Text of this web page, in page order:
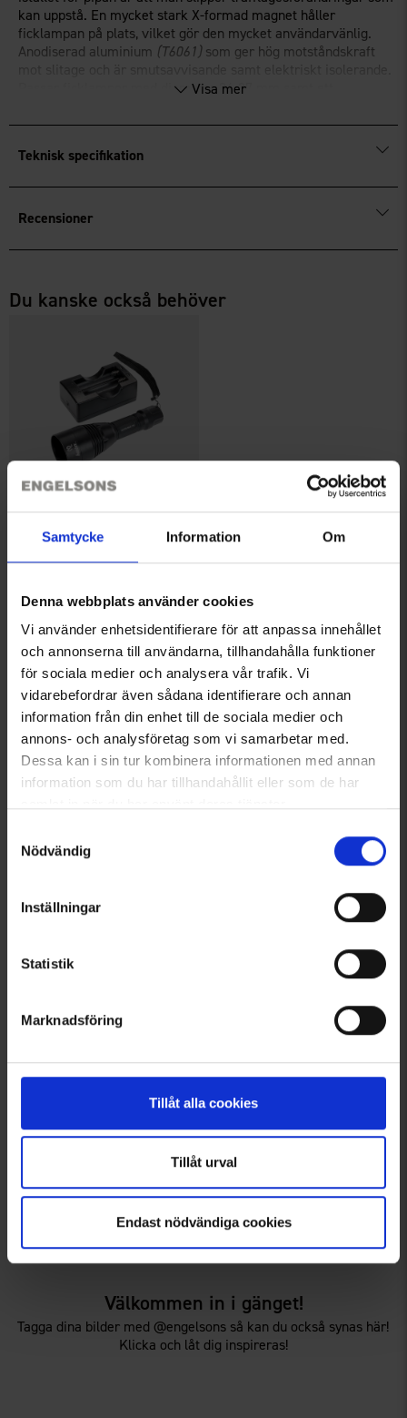
Samtycke Information Om
Denna webbplats använder cookies
Vi använder enhetsidentifierare för att anpassa innehållet
och annonserna till användarna, tillhandahålla funktioner
för sociala medier och analysera vår trafik. Vi
vidarebefordrar även sådana identifierare och annan
information från din enhet till de sociala medier och
annons- och analysföretag som vi samarbetar med.
Dessa kan i sin tur kombinera informationen med annan
information som du har tillhandahållit eller som de har
Nödvändig
Inställningar
Statistik
Marknadsföring
Tillåt alla cookies
Tillåt urval
Endast nödvändiga cookies
kan uppstå. En mycket stark X-formad magnet håller
ficklampan på plats, vilket gör den mycket användarvänlig.
Anodiserad aluminium (T6061)som ger hög motståndskraft
Passar ficklampor med diameter 24-27 mm samt ett
Visa mer
Teknisk specifikation
Recensioner
Du kanske också behöver
Eftersökslampa Hunter Pilot
1 199 kr
Liknande produkter
7630
79 kr
Hunter Brokared
2 500 kr
Välkommen in i gänget!
Tagga dina bilder med @engelsons så kan du också synas här!
Klicka och låt dig inspireras!